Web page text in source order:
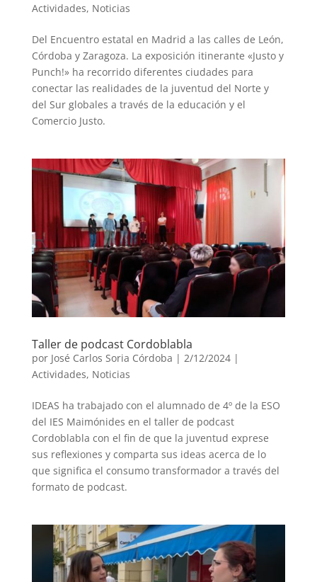
Actividades, Noticias
Del Encuentro estatal en Madrid a las calles de León,
Córdoba y Zaragoza. La exposición itinerante «Justo y
Punch!» ha recorrido diferentes ciudades para
conectar las realidades de la juventud del Norte y
del Sur globales a través de la educación y el
Comercio Justo.
Taller de podcast Cordoblabla
por José Carlos Soria Córdoba | 2/12/2024 |
Actividades, Noticias
IDEAS ha trabajado con el alumnado de 4º de la ESO
del IES Maimónides en el taller de podcast
Cordoblabla con el fin de que la juventud exprese
sus reflexiones y comparta sus ideas acerca de lo
que significa el consumo transformador a través del
formato de podcast.